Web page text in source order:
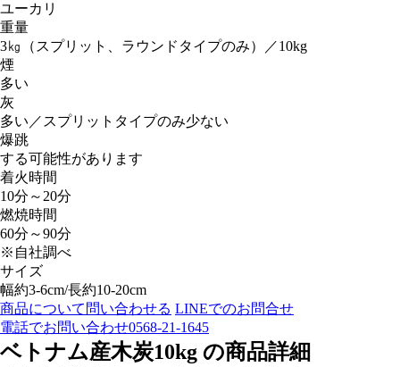
ユーカリ
重量
3㎏（スプリット、ラウンドタイプのみ）／10kg
煙
多い
灰
多い／スプリットタイプのみ少ない
爆跳
する可能性があります
着火時間
10分～20分
燃焼時間
60分～90分
※自社調べ
サイズ
幅約3-6cm/長約10-20cm
商品について問い合わせる LINEでのお問合せ
電話でお問い合わせ0568-21-1645
ベトナム産木炭10kg の商品詳細